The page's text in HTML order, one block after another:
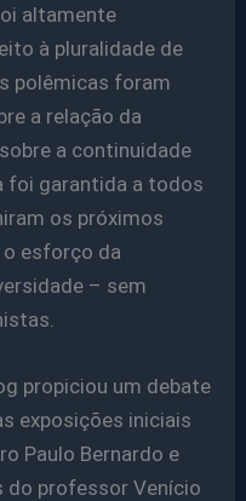
altamente
à pluralidade de
polêmicas foram
a relação da
a continuidade
foi garantida a todos
os próximos
o esforço da
– sem
propiciou um debate
exposições iniciais
Paulo Bernardo e
do professor Venício